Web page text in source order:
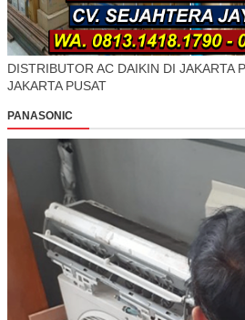
DISTRIBUTOR AC DAIKIN DI JAKARTA
JAKARTA PUSAT
PANASONIC